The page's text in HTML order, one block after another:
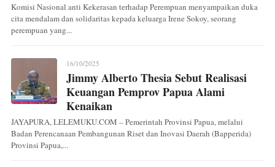
Komisi Nasional anti Kekerasan terhadap Perempuan menyampaikan duka
cita mendalam dan solidaritas kepada keluarga Irene Sokoy, seorang
perempuan yang...
16/10/2025
Jimmy Alberto Thesia Sebut Realisasi
Keuangan Pemprov Papua Alami
Kenaikan
JAYAPURA, LELEMUKU.COM – Pemerintah Provinsi Papua, melalui
Badan Perencanaan Pembangunan Riset dan Inovasi Daerah (Bapperida)
Provinsi Papua,...